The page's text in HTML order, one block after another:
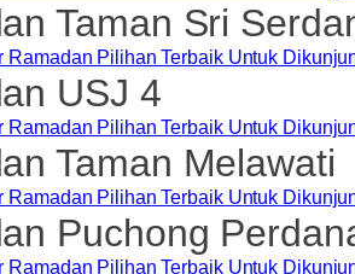
Taman Sri
USJ 4
Taman Melawati
Puchong